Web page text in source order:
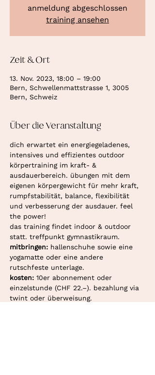
anmeldung abgeschlossen
training ansehen
Zeit & Ort
13. Nov. 2023, 18:00 – 19:00
Bern, Schwellenmattstrasse 1, 3005
Bern, Schweiz
Über die Veranstaltung
dich erwartet ein energiegeladenes,
intensives und effizientes outdoor
körpertraining im kraft- &
ausdauerbereich. übungen mit dem
eigenen körpergewicht für mehr kraft,
rumpfstabilität, balance, flexibilität
und verbesserung der ausdauer. feel
the power!
das training findet indoor & outdoor
statt. treffpunkt gymnastikraum.
mitbringen: hallenschuhe sowie eine
yogamatte oder eine andere
rutschfeste unterlage.
kosten: 10er abonnement oder
einzelstunde (CHF 22.–). bezahlung via
twint oder überweisung.